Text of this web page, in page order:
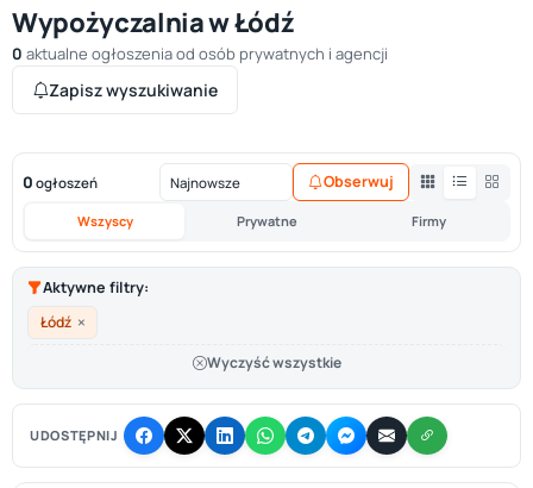
Wypożyczalnia w Łódź
0 aktualne ogłoszenia od osób prywatnych i agencji
Zapisz wyszukiwanie
0 ogłoszeń
Wszyscy Prywatne Firmy
Obserwuj
Aktywne filtry:
Łódź ×
Wyczyść wszystkie
UDOSTĘPNIJ